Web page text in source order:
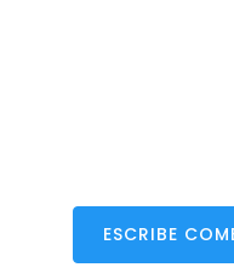
ESCRIBE